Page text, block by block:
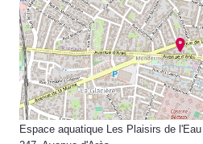
Espace aquatique Les Plaisirs de l'Eau